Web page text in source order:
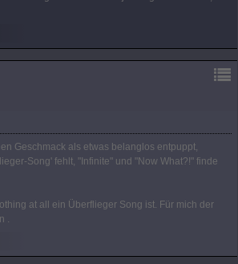
Geschmack als etwas belanglos entpuppt,
Song' fehlt, "Infinite" und "Now What?!" finde
at all ein Überflieger Song ist. Für mich der